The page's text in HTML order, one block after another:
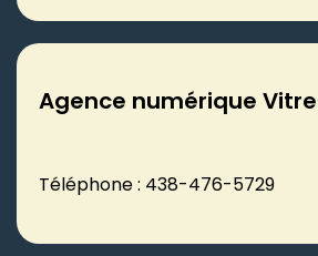
Agence numérique
Téléphone : 438-476-5729